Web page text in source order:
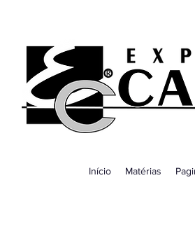
Início Matérias